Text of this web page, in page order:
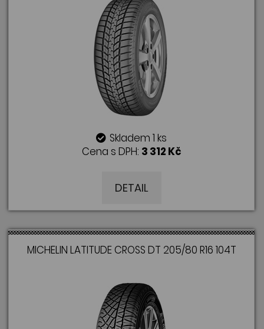
Skladem 1 ks
Cena s DPH: 3 312 Kč
DETAIL
MICHELIN LATITUDE CROSS DT 205/80 R16 104T